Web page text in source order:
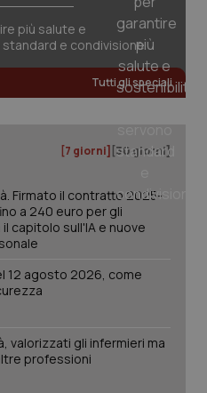
più salute e
e condivisione
Tutti gli speciali
[7 giorni] [30 giorni]
Firmato il contratto 2025-
a 240 euro per gli
capitolo sull'IA e nuove
12 agosto 2026, come
valorizzati gli infermieri ma
professioni
Google LLC
.quotidianosanita.it